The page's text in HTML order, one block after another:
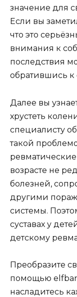
значение для
Если вы
что это
внимания к
последствия
обратившись к
Далее вы
хрустеть
специалисту
такой
возрасте не
болезней,
другими
системы.
суставах у
детскому
Преобразите
помощью elfbar.
насладитесь